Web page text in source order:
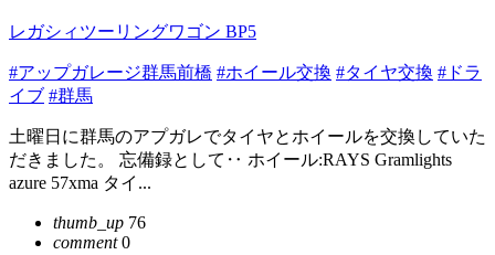
レガシィツーリングワゴン BP5
#アップガレージ群馬前橋 #ホイール交換 #タイヤ交換 #ドラ
イブ #群馬
土曜日に群馬のアプガレでタイヤとホイールを交換していた
だきました。 忘備録として‥ ホイール:RAYS Gramlights
azure 57xma タイ...
thumb_up 76
comment0